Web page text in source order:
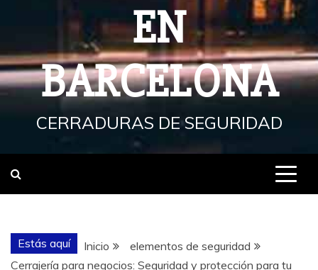
EN
BARCELONA
CERRADURAS DE SEGURIDAD
Estás aquí Inicio
elementos de seguridad
Cerrajería para negocios: Seguridad y protección para tu